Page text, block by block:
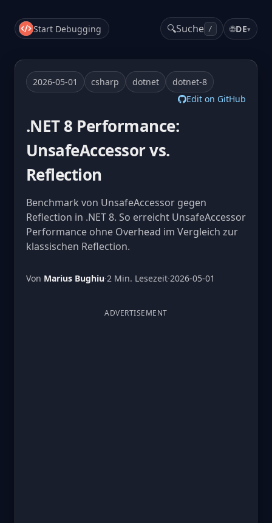
Start Debugging 🔍Suche / 🌐DE▾
2026-05-01 csharp dotnet
dotnet-8
Edit on GitHub
.NET 8 Performance:
UnsafeAccessor vs.
Reflection
Benchmark von UnsafeAccessor gegen
Reflection in .NET 8. So erreicht UnsafeAccessor
Performance ohne Overhead im Vergleich zur
klassischen Reflection.
Von Marius Bughiu·2 Min. Lesezeit·2026-05-01
ADVERTISEMENT